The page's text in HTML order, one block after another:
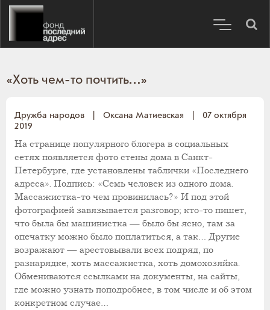
«Хоть чем-то почтить…»
Дружба народов Оксана Матиевская
07 октября
2019
На странице популярного блогера в социальных
сетях появляется фото стены дома в Санкт-
Петербурге, где установлены таблички «Последнего
адреса». Подпись: «Семь человек из одного дома.
Массажистка-то чем провинилась?» И под этой
фотографией завязывается разговор; кто-то пишет,
что была бы машинистка — было бы ясно, там за
опечатку можно было поплатиться, а так… Другие
возражают — арестовывали всех подряд, по
разнарядке, хоть массажистка, хоть домохозяйка.
Обмениваются ссылками на документы, на сайты,
где можно узнать поподробнее, в том числе и об этом
конкретном случае…